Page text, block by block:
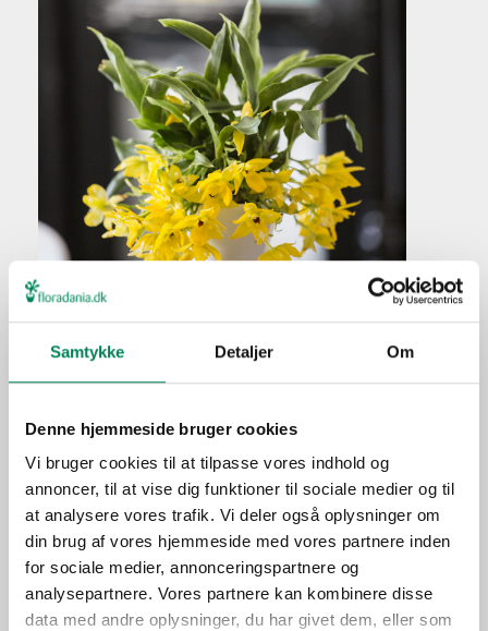
Samtykke Detaljer Om
Denne hjemmeside bruger cookies
Vi bruger cookies til at tilpasse vores indhold og
annoncer, til at vise dig funktioner til sociale medier og til
at analysere vores trafik. Vi deler også oplysninger om
din brug af vores hjemmeside med vores partnere inden
for sociale medier, annonceringspartnere og
analysepartnere. Vores partnere kan kombinere disse
data med andre oplysninger, du har givet dem, eller som
Promenaea hybrid
Plantefakta
Familie
Orchidaceae
Navn
hybrid
Populærnavn
Vanding
Hold pottejorden jævnt
fugtig.
Gødning
Ca. hver fjerde vanding i
vækstperioden.